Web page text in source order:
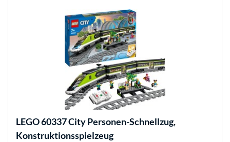
LEGO60337 City Personen-Schnellzug,
Konstruktionsspielzeug